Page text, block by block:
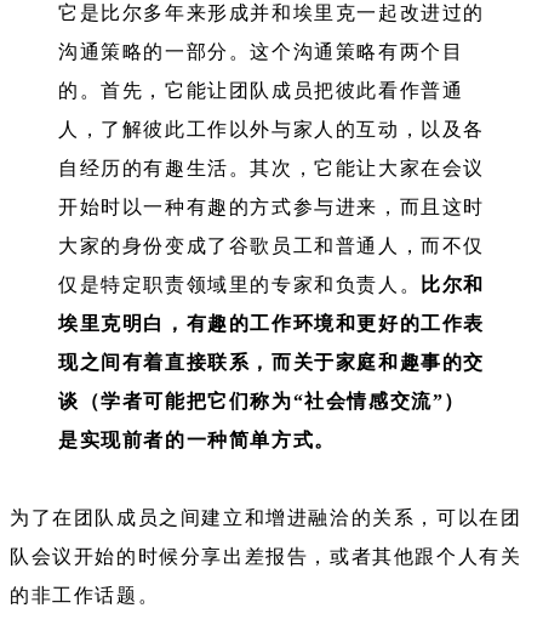
它是比尔多年来形成并和埃里克一起改进过的
沟通策略的一部分。这个沟通策略有两个目
的。首先，它能让团队成员把彼此看作普通
人，了解彼此工作以外与家人的互动，以及各
自经历的有趣生活。其次，它能让大家在会议
开始时以一种有趣的方式参与进来，而且这时
大家的身份变成了谷歌员工和普通人，而不仅
仅是特定职责领域里的专家和负责人。
比尔和
埃里克明白，有趣的工作环境和更好的工作表
现之间有着直接联系，而关于家庭和趣事的交
谈（学者可能把它们称为“社会情感交流”）
是实现前者的一种简单方式。
为了在团队成员之间建立和增进融洽的关系，可以在团
队会议开始的时候分享出差报告，或者其他跟个人有关
的非工作话题。